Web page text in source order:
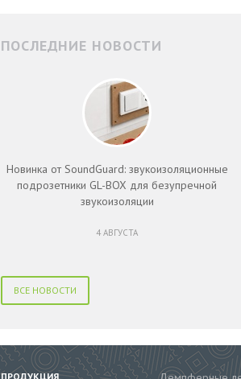
ПОСЛЕДНИЕ НОВОСТИ
Новинка от SoundGuard: звукоизоляционные
подрозетники GL-BOX для безупречной
звукоизоляции
4 АВГУСТА
ВСЕ НОВОСТИ
ПРОДУКЦИЯ